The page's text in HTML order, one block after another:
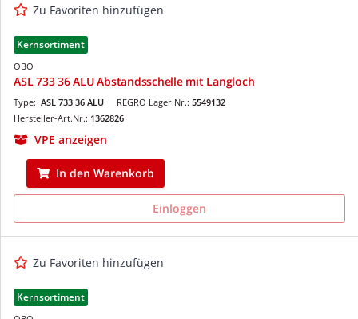
Zu Favoriten hinzufügen
Kernsortiment
OBO
ASL 733 36 ALU Abstandsschelle mit Langloch
REGRO Lager.Nr.: 5549132
Type: ASL 733 36 ALU
Hersteller-Art.Nr.: 1362826
VPE anzeigen
In den Warenkorb
Einloggen
Zu Favoriten hinzufügen
Kernsortiment